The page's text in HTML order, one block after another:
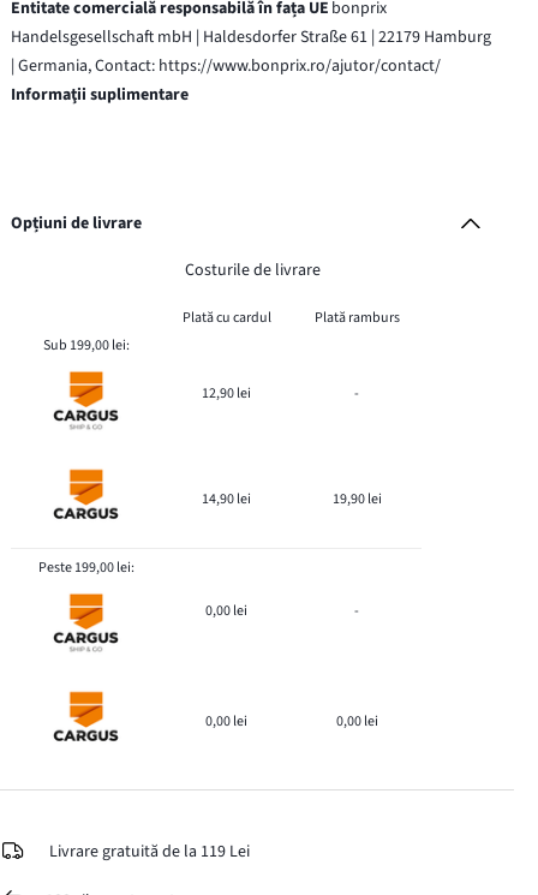
Entitate comercială responsabilă în fața UE bonprix
Handelsgesellschaft mbH | Haldesdorfer Straße 61 | 22179 Hamburg
| Germania, Contact: https://www.bonprix.ro/ajutor/contact/
Informaţii suplimentare
Opțiuni de livrare
Costurile de livrare
Plată cu cardul
Plată ramburs
Sub 199,00 lei:
12,90 lei -
14,90 lei 19,90 lei
Peste 199,00 lei:
0,00 lei -
0,00 lei 0,00 lei
Livrare gratuită de la 119 Lei